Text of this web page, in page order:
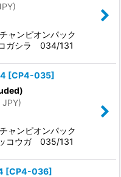
)
ャンピオンパック
コガシラ 034/131
[CP4-035]
)
ャンピオンパック
ッコウガ 035/131
[CP4-036]